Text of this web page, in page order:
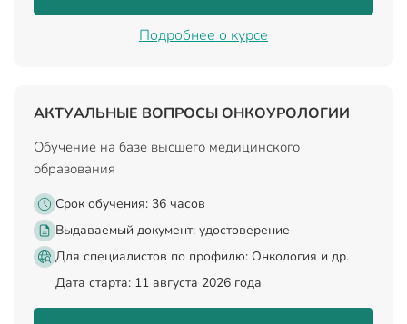
Подробнее о курсе
АКТУАЛЬНЫЕ ВОПРОСЫ ОНКОУРОЛОГИИ
Обучение на базе высшего медицинского
образования
Срок обучения: 36 часов
Выдаваемый документ: удостоверение
Для специалистов по профилю: Онкология и др.
Дата старта: 11 августа 2026 года